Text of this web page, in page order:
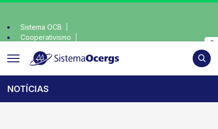
Sistema OCB
Cooperativismo
NOTÍCIAS